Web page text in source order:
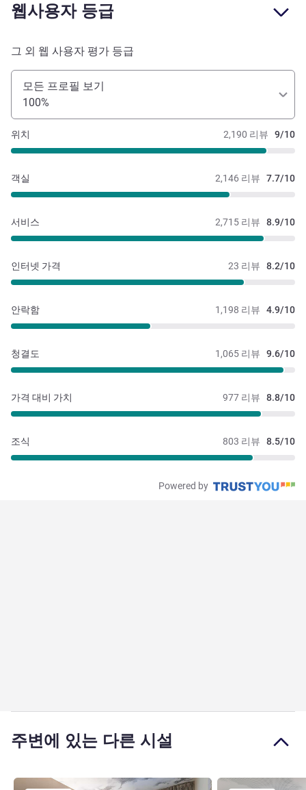
웹사용자 등급
그 외 웹 사용자 평가 등급
모든 프로필 보기
100%
2,190 리뷰 9/10
위치
2,146 리뷰 7.7/10
객실
2,715 리뷰 8.9/10
서비스
23 리뷰 8.2/10
인터넷 가격
1,198 리뷰 4.9/10
안락함
1,065 리뷰 9.6/10
청결도
977 리뷰 8.8/10
가격 대비 가치
803 리뷰 8.5/10
조식
Powered by
주변에 있는 다른 시설